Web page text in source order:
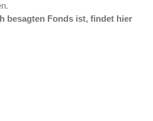
besagten Fonds ist, findet hier